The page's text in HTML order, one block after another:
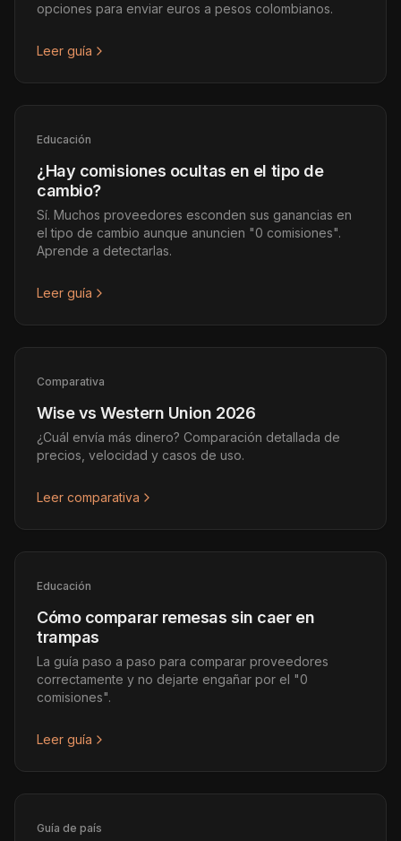
opciones para enviar euros a pesos colombianos.
Leer guía
Educación
¿Hay comisiones ocultas en el tipo de
cambio?
Sí. Muchos proveedores esconden sus ganancias en
el tipo de cambio aunque anuncien "0 comisiones".
Aprende a detectarlas.
Leer guía
Comparativa
Wise vs Western Union 2026
¿Cuál envía más dinero? Comparación detallada de
precios, velocidad y casos de uso.
Leer comparativa
Educación
Cómo comparar remesas sin caer en
trampas
La guía paso a paso para comparar proveedores
correctamente y no dejarte engañar por el "0
comisiones".
Leer guía
Guía de país